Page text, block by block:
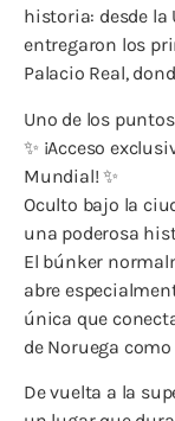
historia: desde la
entregaron los
Palacio Real,
Uno de los
✨ ¡Acceso
Mundial! ✨
Oculto bajo la
una poderosa
El búnker
abre
única que
de Noruega
De vuelta a la